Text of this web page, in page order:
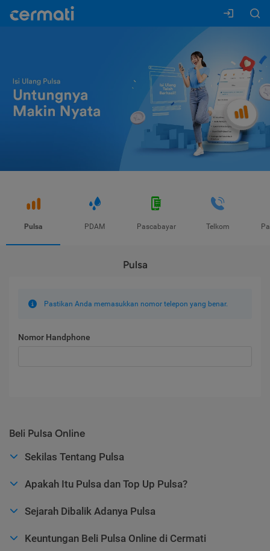
Pulsa PDAM Pascabayar Telkom
Pulsa
Pastikan Anda memasukkan nomor telepon yang benar.
Nomor Handphone
Beli Pulsa Online
Sekilas Tentang Pulsa
Apakah Itu Pulsa dan Top Up Pulsa?
Sejarah Dibalik Adanya Pulsa
Keuntungan Beli Pulsa Online di Cermati